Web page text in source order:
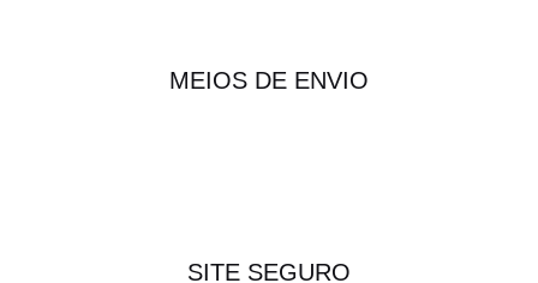
MEIOS DE ENVIO
SITE SEGURO